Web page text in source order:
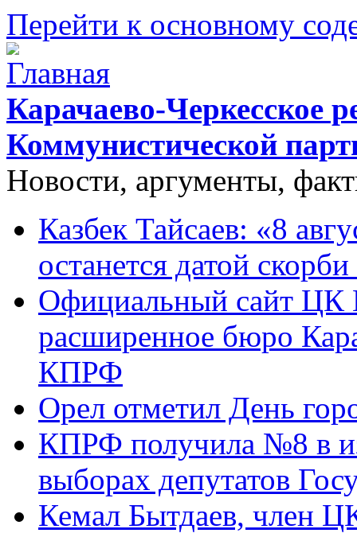
Перейти к основному
Карачаево-Черкесское
Коммунистической
Новости, аргументы,
Казбек Тайсаев: «8
останется датой
Официальный сайт ЦК
расширенное бюро
КПРФ
Орел отметил День
КПРФ получила №8 в
выборах депутатов
Кемал Бытдаев, член